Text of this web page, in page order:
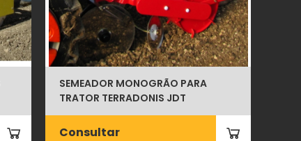
SEMEADOR MONOGRÃO PARA
TRATOR TERRADONIS JDT
Consultar